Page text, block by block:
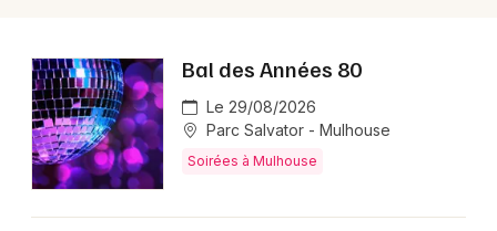
Bal des Années 80
Le 29/08/2026
Parc Salvator - Mulhouse
Soirées à Mulhouse